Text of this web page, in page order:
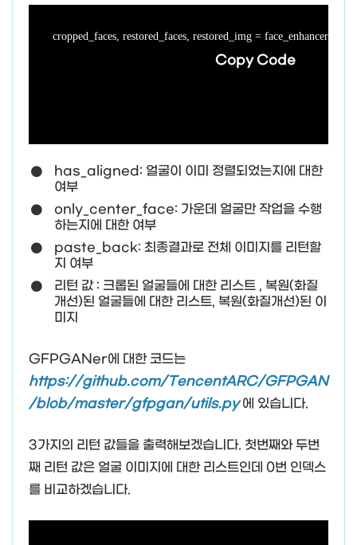
cropped_faces, restored_faces, restored_img =
Copy Code
has_aligned: 얼굴이 이미 정렬되었는지에 대한
여부
only_center_face: 가운데 얼굴만 작업을 수행
하는지에 대한 여부
paste_back: 최종결과로 전체 이미지를 리턴할
지 여부
리턴 값 : 크롭된 얼굴들에 대한 리스트 , 복원(화질
개선)된 얼굴들에 대한 리스트, 복원(화질개선)된 이
미지
GFPGANer에 대한 코드는
https://github.com/TencentARC/GFPGAN
/blob/master/gfpgan/utils.py에 있습니다.
3가지의 리턴 값들을 출력해보겠습니다. 첫번째와 두번
째 리턴 값은 얼굴 이미지에 대한 리스트인데 0번 인덱스
를 비교하겠습니다.